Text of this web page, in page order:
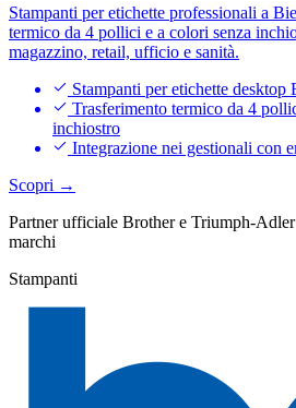
Stampanti per etichette professionali a
termico da 4 pollici e a colori senza
magazzino, retail, ufficio e sanità.
Stampanti per etichette desktop
Trasferimento termico da 4
inchiostro
Integrazione nei gestionali con
Scopri →
Partner ufficiale Brother e Triumph-
marchi
Stampanti